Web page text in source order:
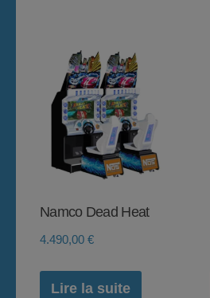
Namco Dead Heat
4.490,00 €
Lire la suite